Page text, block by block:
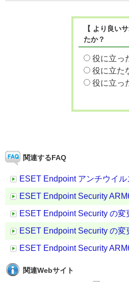
【 より良い
たか？
役に立っ
役に立た
役に立っ
関連するFAQ
ESET Endpoint アンチウイ
ESET Endpoint Security
ESET Endpoint Security の
ESET Endpoint Security の
ESET Endpoint Security
関連Webサイト